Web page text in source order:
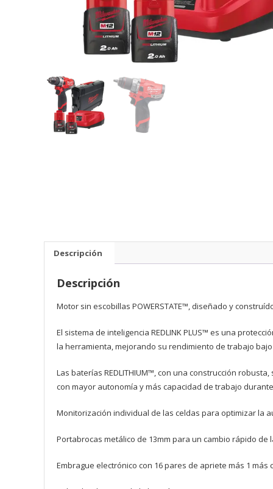
Descripción
Descripción
Motor sin escobillas POWERSTATE™, diseñado y
El sistema de inteligencia REDLINK PLUS™ es una
la herramienta, mejorando su rendimiento de trabajo
Las baterías REDLITHIUM™, con una construcción
con mayor autonomía y más capacidad de trabajo
Monitorización individual de las celdas para optimizar la
Portabrocas metálico de 13mm para un cambio rápido de
Embrague electrónico con 16 pares de apriete más 1